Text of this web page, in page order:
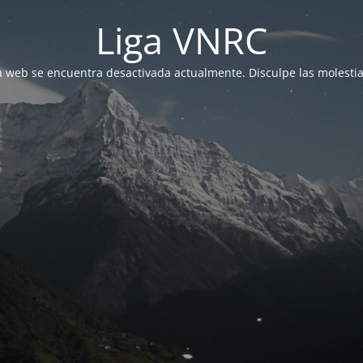
Liga VNRC
web se encuentra desactivada actualmente. Disculpe las